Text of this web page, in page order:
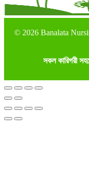
© 2026 Banalata
সকল কারিগরী